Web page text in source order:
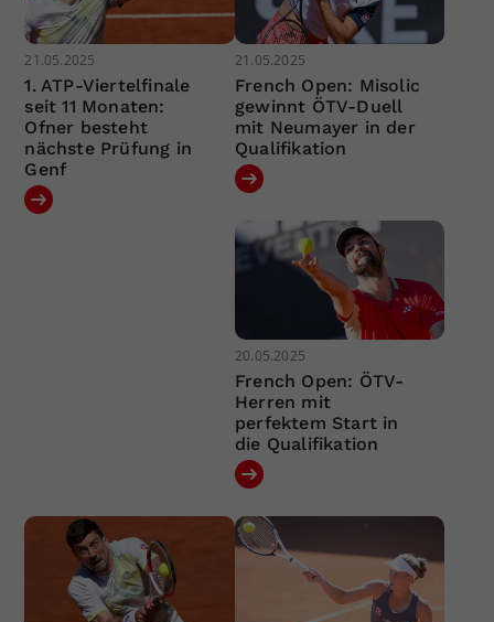
21.05.2025
1. ATP-Viertelfinale
seit 11 Monaten:
Ofner besteht
nächste Prüfung in
Genf
21.05.2025
French Open: Misolic
gewinnt ÖTV-Duell
mit Neumayer in der
Qualifikation
20.05.2025
French Open: ÖTV-
Herren mit
perfektem Start in
die Qualifikation